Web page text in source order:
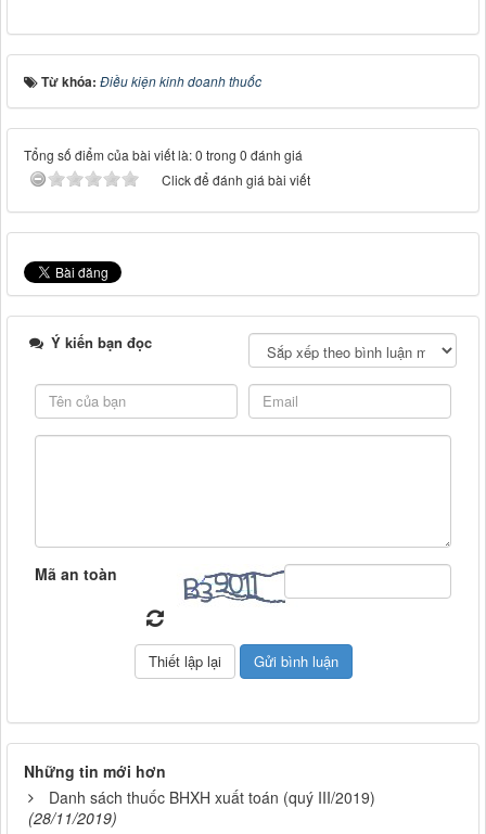
Từ khóa: Điều kiện kinh doanh thuốc
Tổng số điểm của bài viết là: 0 trong 0 đánh giá
Click để đánh giá bài viết
Ý kiến bạn đọc
Mã an toàn
Những tin mới hơn
Danh sách thuốc BHXH xuất toán (quý III/2019)
(28/11/2019)